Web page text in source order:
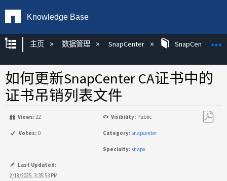
Knowledge Base
扩展/隐缩全局层次
主页 数据管理 SnapCenter SnapCenter知
如何更新SnapCenter CA证书中的
证书吊销列表文件
Views: 22 Visibility: Public
Votes: 0 Category: snapcenter
Specialty: snapx
Last Updated:
2/18/2025, 3:35:53 PM